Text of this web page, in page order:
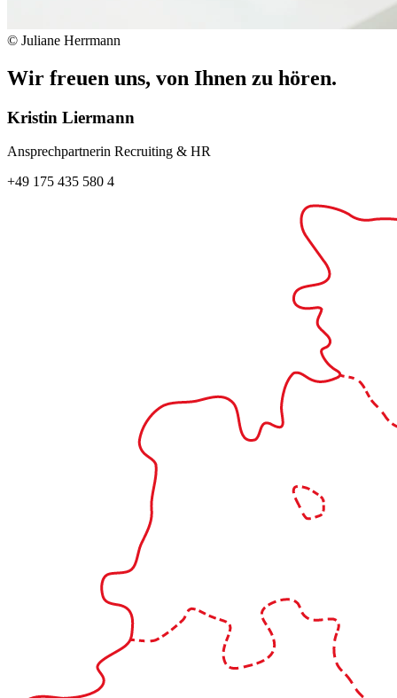
© Juliane Herrmann
Wir freuen uns, von Ihnen zu hören.
Kristin Liermann
Ansprechpartnerin Recruiting & HR
+49 175 435 580 4